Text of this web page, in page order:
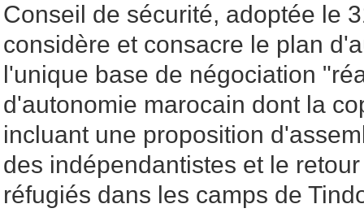
Conseil de sécurité, adoptée le
considère et consacre le plan
l'unique base de négociation
d'autonomie marocain dont la
incluant une proposition
des indépendantistes et le
réfugiés dans les camps de